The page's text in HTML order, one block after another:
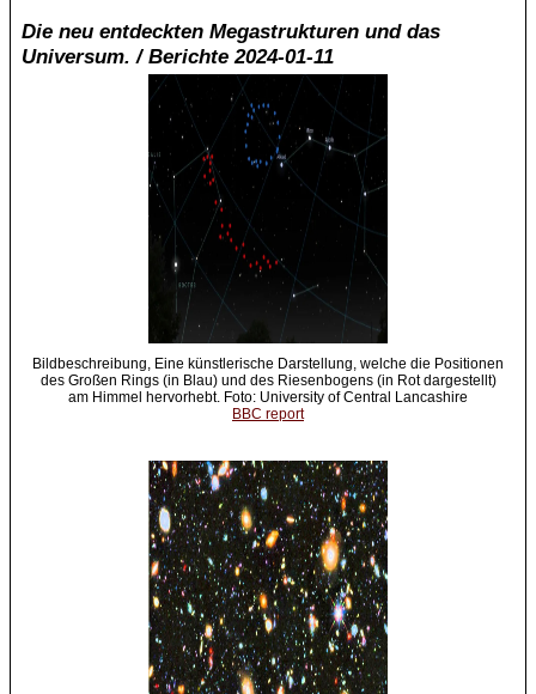
Die neu entdeckten Megastrukturen und das
Universum. / Berichte 2024-01-11
Bildbeschreibung, Eine künstlerische Darstellung, welche die Positionen
des Großen Rings (in Blau) und des Riesenbogens (in Rot dargestellt)
am Himmel hervorhebt. Foto: University of Central Lancashire
BBC report